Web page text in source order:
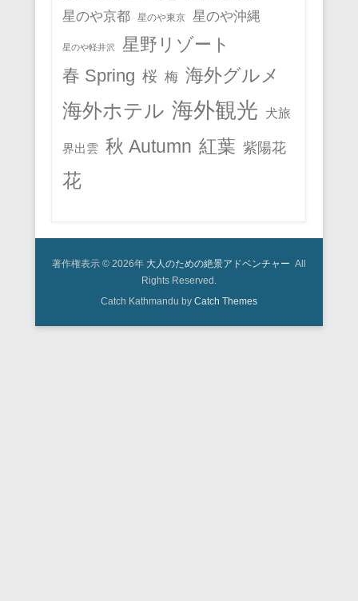
星のや京都 星のや東京 星のや沖縄
星のや軽井沢
星野リゾート
春 Spring 桜 梅 海外グルメ
海外ホテル 海外観光 犬旅
界出雲 秋 Autumn 紅葉 紫陽花
花
著作権表示 © 2026年 大人のための絶景アドベンチャー All
Rights Reserved.
Catch Kathmandu by Catch Themes